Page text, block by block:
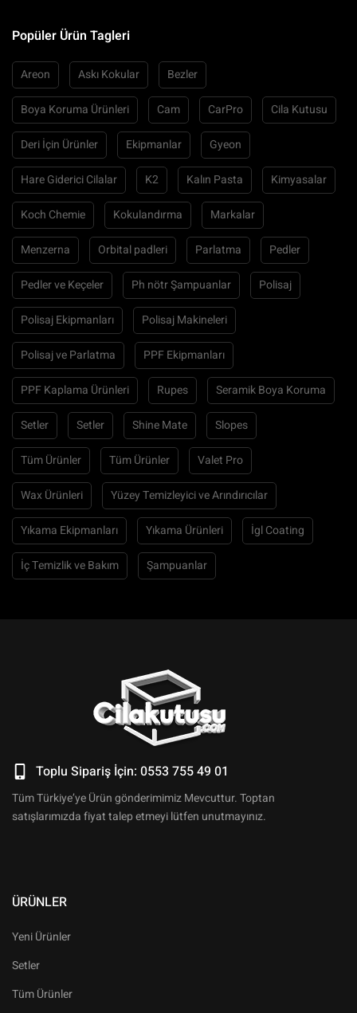
Popüler Ürün Tagleri
Areon Askı Kokular Bezler
Boya Koruma Ürünleri Cam CarPro Cila Kutusu
Deri İçin Ürünler Ekipmanlar Gyeon
Hare Giderici Cilalar K2 Kalın Pasta Kimyasalar
Koch Chemie Kokulandırma Markalar
Menzerna Orbital padleri Parlatma Pedler
Pedler ve Keçeler Ph nötr Şampuanlar Polisaj
Polisaj Ekipmanları Polisaj Makineleri
Polisaj ve Parlatma PPF Ekipmanları
PPF Kaplama Ürünleri Rupes Seramik Boya Koruma
Setler Setler Shine Mate Slopes
Tüm Ürünler Tüm Ürünler Valet Pro
Wax Ürünleri Yüzey Temizleyici ve Arındırıcılar
Yıkama Ekipmanları Yıkama Ürünleri İgl Coating
İç Temizlik ve Bakım Şampuanlar
Toplu Sipariş İçin: 0553 755 49 01
Tüm Türkiye’ye Ürün gönderimimiz Mevcuttur. Toptan
satışlarımızda fiyat talep etmeyi lütfen unutmayınız.
ÜRÜNLER
Yeni Ürünler
Setler
Tüm Ürünler